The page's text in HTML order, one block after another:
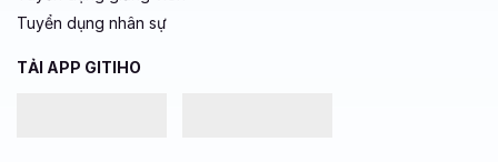
Tuyển dụng nhân sự
TẢI APP GITIHO